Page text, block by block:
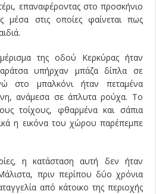
επαναφέροντας στο προσκήνιο
μέσα στις οποίες φαίνεται πως
της οδού Κερκύρας ήταν
υπήρχαν μπάζα δίπλα σε
στο μπαλκόνι ήταν πεταμένα
ανάμεσα σε άπλυτα ρούχα. Το
τοίχους, φθαρμένα και σάπια
η εικόνα του χώρου παρέπεμπε
η κατάσταση αυτή δεν ήταν
πριν περίπου δύο χρόνια
από κάτοικο της περιοχής